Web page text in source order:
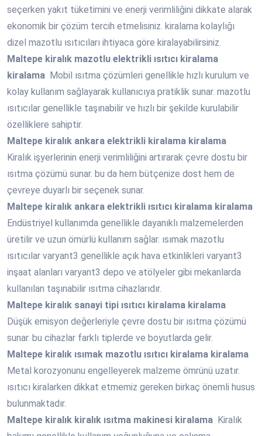
seçerken yakıt tüketimini ve enerji verimliliğini dikkate alarak
ekonomik bir çözüm tercih etmelisiniz. kiralama kolaylığı
dizel mazotlu ısıtıcıları ihtiyaca göre kiralayabilirsiniz.
Maltepe kiralık mazotlu elektrikli ısıtıcı kiralama
kiralama Mobil ısıtma çözümleri genellikle hızlı kurulum ve
kolay kullanım sağlayarak kullanıcıya pratiklik sunar. mazotlu
ısıtıcılar genellikle taşınabilir ve hızlı bir şekilde kurulabilir
özelliklere sahiptir.
Maltepe kiralık ankara elektrikli kiralama kiralama
Kiralık işyerlerinin enerji verimliliğini artırarak çevre dostu bir
ısıtma çözümü sunar. bu da hem bütçenize dost hem de
çevreye duyarlı bir seçenek sunar.
Maltepe kiralık ankara elektrikli ısıtıcı kiralama kiralama
Endüstriyel kullanımda genellikle dayanıklı malzemelerden
üretilir ve uzun ömürlü kullanım sağlar. ısımak mazotlu
ısıtıcılar varyant3 genellikle açık hava etkinlikleri varyant3
inşaat alanları varyant3 depo ve atölyeler gibi mekanlarda
kullanılan taşınabilir ısıtma cihazlarıdır.
Maltepe kiralık sanayi tipi ısıtıcı kiralama kiralama
Düşük emisyon değerleriyle çevre dostu bir ısıtma çözümü
sunar. bu cihazlar farklı tiplerde ve boyutlarda gelir.
Maltepe kiralık ısımak mazotlu ısıtıcı kiralama kiralama
Metal korozyonunu engelleyerek malzeme ömrünü uzatır.
ısıtıcı kiralarken dikkat etmemiz gereken birkaç önemli husus
bulunmaktadır.
Maltepe kiralık kiralık ısıtma makinesi kiralama Kiralık